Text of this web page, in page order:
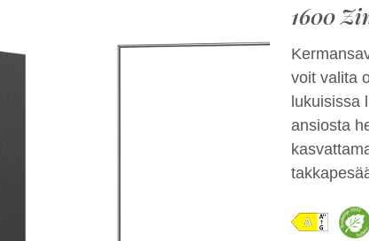
1600
voit valita
lukuisissa
ansiosta